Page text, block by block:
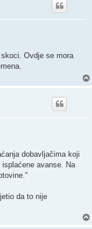
Ovdje se mora
dobavljačima koji
avanse. Na
da to nije